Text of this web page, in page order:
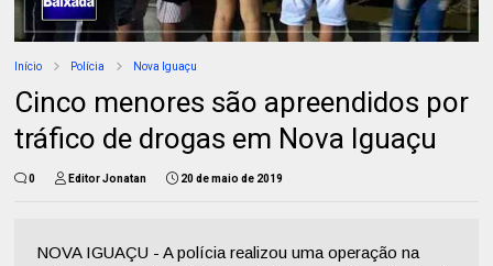
Início Polícia Nova Iguaçu
Cinco menores são apreendidos por
tráfico de drogas em Nova Iguaçu
0 Editor Jonatan 20 de maio de 2019
NOVA IGUAÇU - A polícia realizou uma operação na